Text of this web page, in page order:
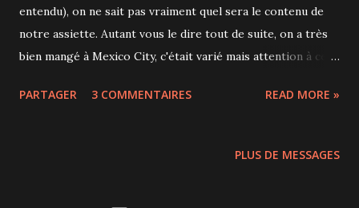
entendu), on ne sait pas vraiment quel sera le contenu de
notre assiette. Autant vous le dire tout de suite, on a très
bien mangé à Mexico City, c'était varié mais attention à ceux
relevés. Dans cet article, vous aurez peut-être une
PARTAGER 3 COMMENTAIRES READ MORE »
PLUS DE MESSAGES